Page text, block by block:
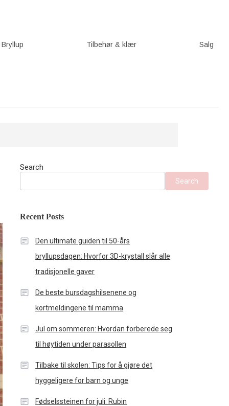
Bryllup Tilbehør & klær Salg
Search
Search
Recent Posts
Den ultimate guiden til 50-års
bryllupsdagen: Hvorfor 3D-krystall slår alle
tradisjonelle gaver
De beste bursdagshilsenene og
kortmeldingene til mamma
Jul om sommeren: Hvordan forberede seg
til høytiden under parasollen
Tilbake til skolen: Tips for å gjøre det
hyggeligere for barn og unge
Fødselssteinen for juli: Rubin